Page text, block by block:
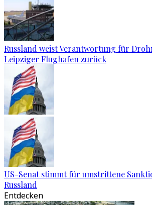
Russland weist Verantwortung für
Leipziger Flughafen zurück
US-Senat stimmt für umstrittene
Russland
Entdecken